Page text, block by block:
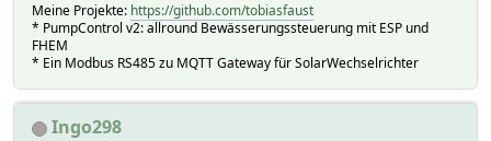
Meine Projekte: https://github.com/tobiasfaust
* PumpControl v2: allround Bewässerungssteuerung mit ESP und
FHEM
* Ein Modbus RS485 zu MQTT Gateway für SolarWechselrichter
Ingo298